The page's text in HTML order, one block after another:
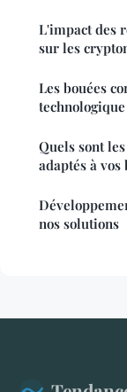
L'impact des
sur les
Les bouées
Quels sont
adaptés à vos
nos solutions